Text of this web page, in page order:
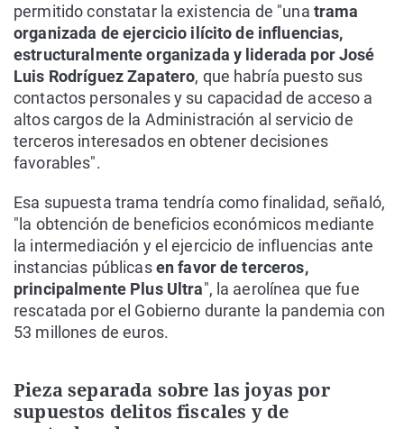
permitido constatar la existencia de "una trama
organizada de ejercicio ilícito de influencias,
estructuralmente organizada y liderada por José
Luis Rodríguez Zapatero, que habría puesto sus
contactos personales y su capacidad de acceso a
altos cargos de la Administración al servicio de
terceros interesados en obtener decisiones
favorables".
Esa supuesta trama tendría como finalidad, señaló,
"la obtención de beneficios económicos mediante
la intermediación y el ejercicio de influencias ante
instancias públicasen favor de terceros,
principalmente Plus Ultra", la aerolínea que fue
rescatada por el Gobierno durante la pandemia con
53 millones de euros.
Pieza separada sobre las joyas por
supuestos delitos fiscales y de